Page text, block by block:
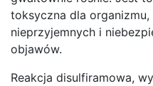
toksyczna dla
nieprzyjemnych i
objawów.
Reakcja disulfiramowa,